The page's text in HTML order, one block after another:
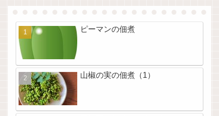
ピーマンの佃煮
山椒の実の佃煮（1）